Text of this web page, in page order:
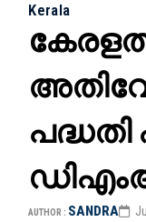
Kerala
AUTHOR : SANDRA